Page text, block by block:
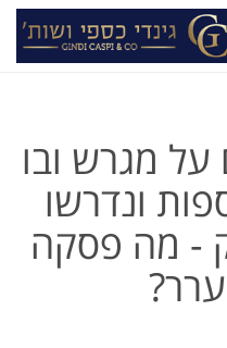
על מגרש ובו
ונדרשו
- מה פסקה